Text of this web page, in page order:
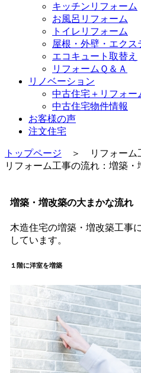
キッチンリフォーム
お風呂リフォーム
トイレリフォーム
屋根・外壁・エクス
エコキュート取替え
リフォームＱ＆Ａ
リノベーション
中古住宅＋リフォー
中古住宅物件情報
お客様の声
注文住宅
トップページ ＞ リフォーム
リフォーム工事の流れ：増築・
増築・増改築の大まかな流れ
木造住宅の増築・増改築工事
しています。
１階に洋室を増築